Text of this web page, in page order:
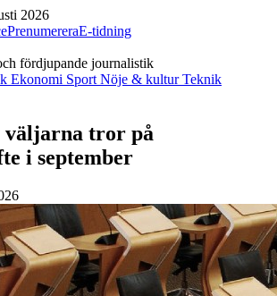
2026
PrenumereraE-tidning
fördjupande journalistik
Ekonomi Sport Nöje & kulturTeknik
tror på
i september